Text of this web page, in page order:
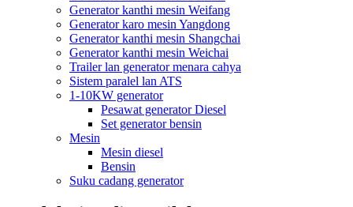
Generator kanthi mesin Weifang
Generator karo mesin Yangdong
Generator kanthi mesin Shangchai
Generator kanthi mesin Weichai
Trailer lan generator menara cahya
Sistem paralel lan ATS
1-10KW generator
Pesawat generator Diesel
Set generator bensin
Mesin
Mesin diesel
Bensin
Suku cadang generator